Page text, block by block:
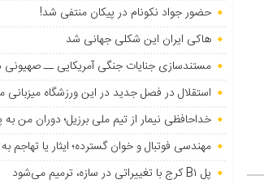
حضور جواد نکونام در پیکان منتفی شد!
هاکی ایران این شکلی جهانی شد
مستندسازی جنایات جنگی آمریکایی ــ صهیونی
استقلال در فصل جدید در این ورزشگاه میزبانی
خداحافظی نیمار از تیم ملی برزیل؛ دوران من به
مهندسی فوتبال و خوان گسترده؛ ایثار یا تهاجم
پل B۱ کرج با تغییراتی در سازه، ترمیم می‌شود